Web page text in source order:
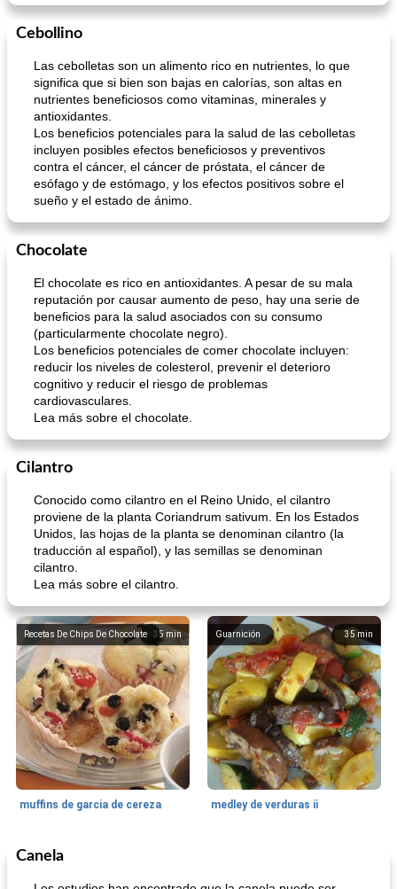
Cebollino
Las cebolletas son un alimento rico en nutrientes, lo que
significa que si bien son bajas en calorías, son altas en
nutrientes beneficiosos como vitaminas, minerales y
antioxidantes.
Los beneficios potenciales para la salud de las cebolletas
incluyen posibles efectos beneficiosos y preventivos
contra el cáncer, el cáncer de próstata, el cáncer de
esófago y de estómago, y los efectos positivos sobre el
sueño y el estado de ánimo.
Chocolate
El chocolate es rico en antioxidantes. A pesar de su mala
reputación por causar aumento de peso, hay una serie de
beneficios para la salud asociados con su consumo
(particularmente chocolate negro).
Los beneficios potenciales de comer chocolate incluyen:
reducir los niveles de colesterol, prevenir el deterioro
cognitivo y reducir el riesgo de problemas
cardiovasculares.
Lea más sobre el chocolate.
Cilantro
Conocido como cilantro en el Reino Unido, el cilantro
proviene de la planta Coriandrum sativum. En los Estados
Unidos, las hojas de la planta se denominan cilantro (la
traducción al español), y las semillas se denominan
cilantro.
Lea más sobre el cilantro.
35 min
Recetas De Chips De Chocolate
muffins de garcia de cereza
35 min
Guarnición
medley de verduras ii
Galleta De Bar
Canela